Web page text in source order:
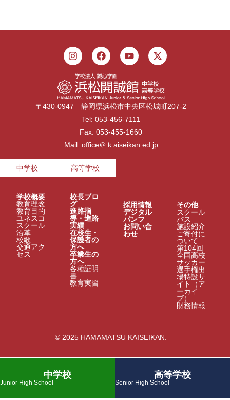
〒430-0947 静岡県浜松市中央区松城町207-2
Tel: 053-456-7111
Fax: 053-455-1660
Mail: office＠ｋaiseikan.ed.jp
中学校 高等学校
学校概要
教育理念
教育目的
ユネスコ
スクール
沿革
校歌
交通アク
セス
校長ブロ
グ
進路指
導・進路
実績
在校生・
保護者の
方へ
卒業生の
方へ
各種証明
書
教育実習
採用情報
デジタル
パンフ
お問い合
わせ
その他
スクール
バス
施設紹介
ご寄付に
ついて
第104回
全国高校
サッカー
選手権出
場特設サ
イト（ア
ーカイ
ブ）
財務情報
© 2025 HAMAMATSU KAISEIKAN.
中学校
Junior High School
高等学校
Senior High School